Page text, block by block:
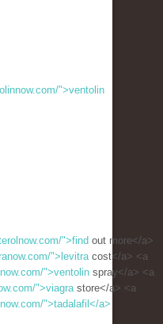
">ventolin
">find out more</a>
">levitracost</a> <a
">ventolin spray</a> <a
">viagrastore</a> <a
">tadalafil</a>